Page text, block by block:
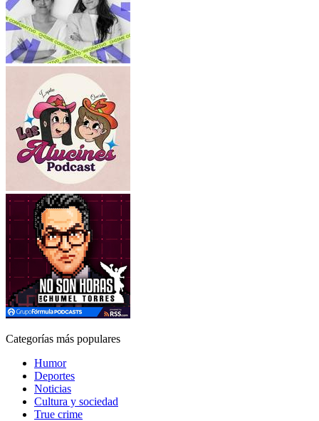
Categorías más populares
Humor
Deportes
Noticias
Cultura y sociedad
True crime